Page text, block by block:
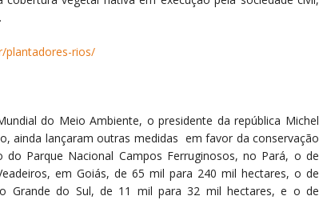
plantadores-rios/
do Meio Ambiente, o presidente da república Michel
ainda lançaram outras medidas em favor da conservação
Parque Nacional Campos Ferruginosos, no Pará, o de
em Goiás, de 65 mil para 240 mil hectares, o de
Grande do Sul, de 11 mil para 32 mil hectares, e o de